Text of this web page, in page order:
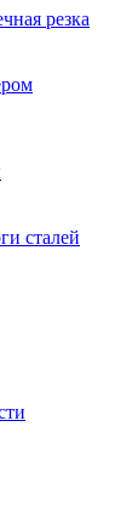
резка
сталей